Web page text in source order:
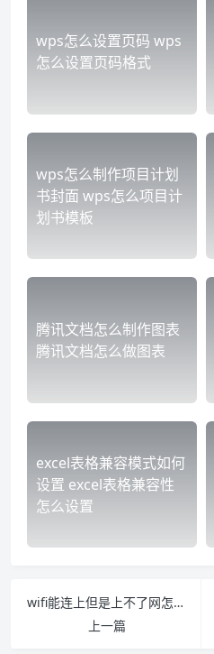
wps怎么设置页码 wps
怎么设置页码格式
wps怎么制作项目计划
书封面 wps怎么项目计
划书模板
腾讯文档怎么制作图表
腾讯文档怎么做图表
excel表格兼容模式如何
设置 excel表格兼容性
怎么设置
wifi能连上但是上不了网怎么回事 手机有wifi信号但上不了网是怎么回事
上一篇